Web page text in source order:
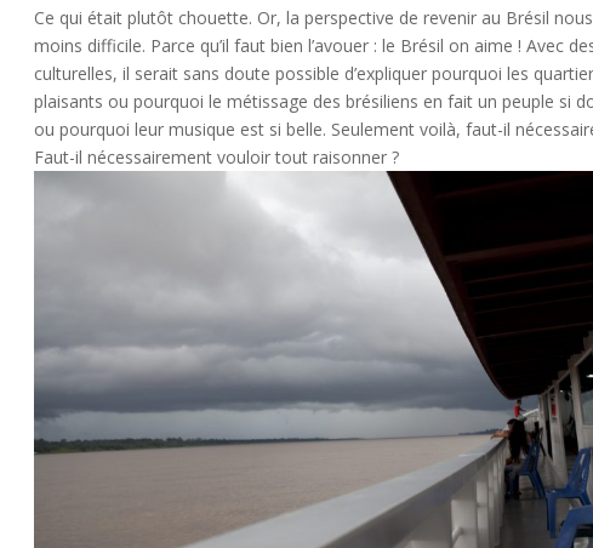
Ce qui était plutôt chouette. Or, la perspective de revenir au Brésil
moins difficile. Parce qu’il faut bien l’avouer : le Brésil on aime ! Avec
culturelles, il serait sans doute possible d’expliquer pourquoi les
plaisants ou pourquoi le métissage des brésiliens en fait un peuple si
ou pourquoi leur musique est si belle. Seulement voilà, faut-il
Faut-il nécessairement vouloir tout raisonner ?